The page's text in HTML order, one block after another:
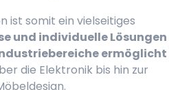
ist somit ein vielseitiges
und individuelle Lösungen
ermöglicht
die Elektronik bis hin zur